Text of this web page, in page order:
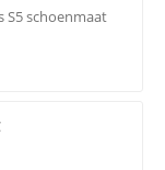
S5 schoenmaat